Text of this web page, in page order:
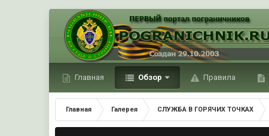
Главная Обзор Правила
Главная Галерея СЛУЖБА В ГОРЯЧИХ ТОЧКАХ